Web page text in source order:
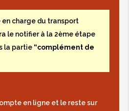
en charge du transport
le notifier à la 2ème étape
la partie “complément de
en ligne et le reste sur